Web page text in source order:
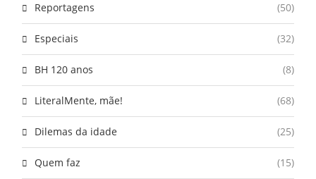
Reportagens (50)
Especiais (32)
BH 120 anos (8)
LiteralMente, mãe! (68)
Dilemas da idade (25)
Quem faz (15)